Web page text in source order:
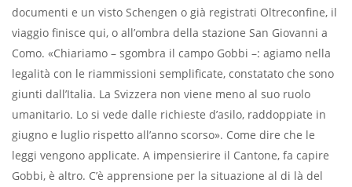
documenti e un visto Schengen o già registrati Oltreconﬁne, il
viaggio ﬁnisce qui, o all’ombra della stazione San Giovanni a
Como. «Chiariamo – sgombra il campo Gobbi –: agiamo nella
legalità con le riammissioni sempliﬁcate, constatato che sono
giunti dall’Italia. La Svizzera non viene meno al suo ruolo
umanitario. Lo si vede dalle richieste d’asilo, raddoppiate in
giugno e luglio rispetto all’anno scorso». Come dire che le
leggi vengono applicate. A impensierire il Cantone, fa capire
Gobbi, è altro. C’è apprensione per la situazione al di là del